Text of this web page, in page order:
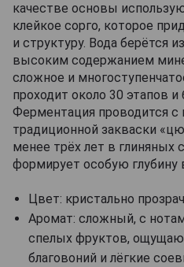
качестве основы
клейкое сорго, которое
и структуру. Вода берётся
высоким содержанием
сложное и
проходит около 30 этапов
Ферментация проводится
традиционной закваски
менее трёх лет в глиняных
формирует особую глубину
Цвет: кристально
Аромат: сложный, с
спелых фруктов,
благовоний и лёгкие